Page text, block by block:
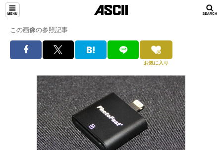
この画像の参照記事
お気に入り